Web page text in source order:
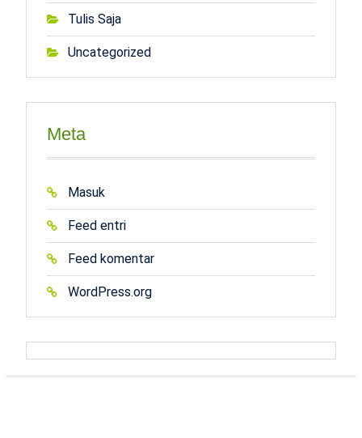
Tulis Saja
Uncategorized
Meta
Masuk
Feed entri
Feed komentar
WordPress.org